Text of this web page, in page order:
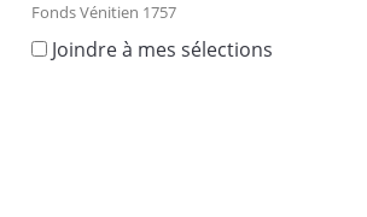
Fonds Vénitien 1757
Joindre à mes sélections